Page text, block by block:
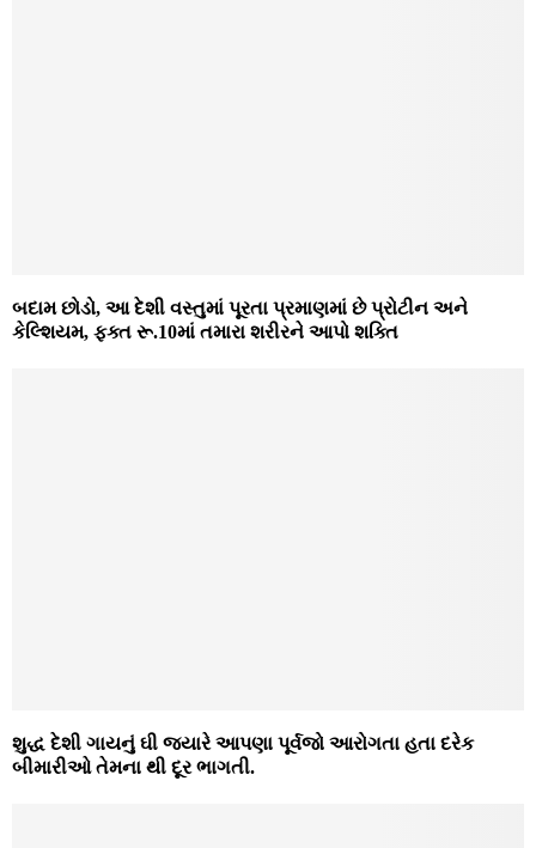
બદામ છોડો, આ દેશી વસ્તુમાં પૂરતા પ્રમાણમાં છે પ્રોટીન અને
કેલ્શિયમ, ફક્ત રૂ.10માં તમારા શરીરને આપો શક્તિ
શુદ્ધ દેશી ગાયનું ઘી જયારે આપણા પૂર્વજો આરોગતા હતા દરેક
બીમારીઓ તેમના થી દૂર ભાગતી.